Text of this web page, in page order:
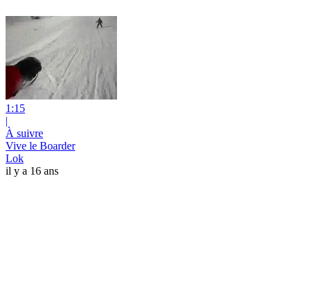
1:15
|
À suivre
Vive le Boarder
Lok
il y a 16 ans